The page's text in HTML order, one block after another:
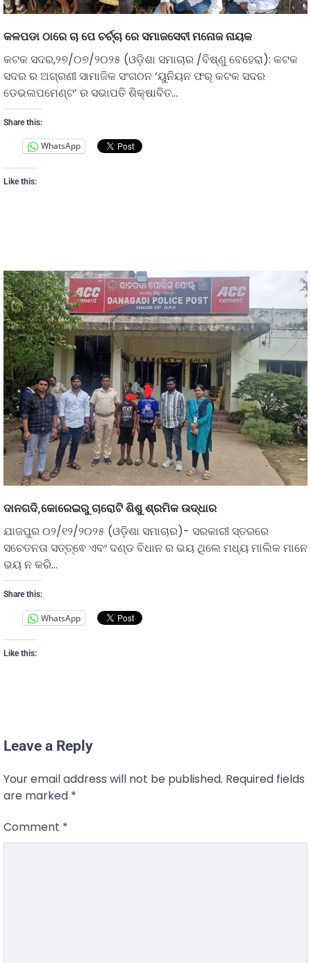
କଳପଡା ଠାରେ ଚା ପେ ଚର୍ଚ୍ଚା ରେ ସମାଜସେବୀ ମନୋଜ ନାୟକ
କଟକ ସଦର,୨୭/୦୭/୨୦୨୫ (ଓଡ଼ିଶା ସମାଚାର /ବିଷ୍ଣୁ ବେହେରା): କଟକ
ସଦର ର ଅଗ୍ରଣୀ ସାମାଜିକ ସଂଗଠନ ‘ୟୁନିୟନ ଫର୍ କଟକ ସଦର
ଡେଭଲପମେଣ୍ଟ’ ର ସଭାପତି ଶିକ୍ଷାବିତ…
Share this:
WhatsApp
Like this:
ଦାନଗଦି,କୋରେଇରୁ ଚାରୋଟି ଶିଶୁ ଶ୍ରମିକ ଉଦ୍ଧାର
ଯାଜପୁର ୦୨/୧୨/୨୦୨୫ (ଓଡ଼ିଶା ସମାଚାର)- ସରକାରୀ ସ୍ତରରେ
ସଚେତନତା ସତ୍ତ୍ଵେ ଏବଂ ଦଣ୍ଡ ବିଧାନ ର ଭୟ ଥିଲେ ମଧ୍ୟ ମାଲିକ ମାନେ
ଭୟ ନ କରି…
Share this:
WhatsApp
Like this:
Leave a Reply
Your email address will not be published. Required fields
are marked *
Comment *